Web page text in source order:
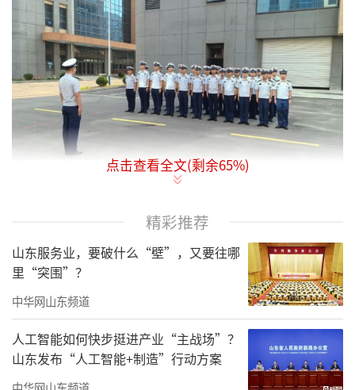
点滴体现作风，细节决定成败。为进一步
强化队伍纪律作风，提升全体指战员的队列素
养和日常养成。近日，山东机动队伍严密组织
开展队列训练。
点击查看全文(剩余65%)
精彩推荐
山东服务业，要破什么“壁”，又要往哪
里“突围”？
中华网山东频道
人工智能如何快步挺进产业“主战场”？
山东发布“人工智能+制造”行动方案